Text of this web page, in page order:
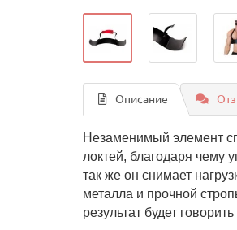
Описание
Незаменимый элемент
локтей, благодаря чему
так же он снимает
металла и прочной
результат будет